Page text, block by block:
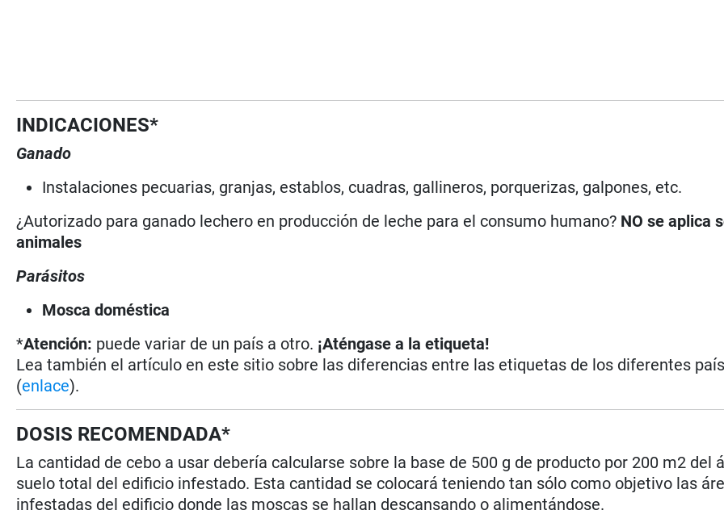
INDICACIONES*
Ganado
Instalaciones pecuarias, granjas, establos, cuadras, gallineros, porquerizas, galpones, etc.
¿Autorizado para ganado lechero en producción de leche para el consumo humano? NO se aplica
animales
Parásitos
Mosca doméstica
*Atención: puede variar de un país a otro. ¡Aténgase a la etiqueta!
Lea también el artículo en este sitio sobre las diferencias entre las etiquetas de los diferentes
(enlace).
DOSIS RECOMENDADA*
La cantidad de cebo a usar debería calcularse sobre la base de 500 g de producto por 200 m2 del
suelo total del edificio infestado. Esta cantidad se colocará teniendo tan sólo como objetivo las
infestadas del edificio donde las moscas se hallan descansando o alimentándose.